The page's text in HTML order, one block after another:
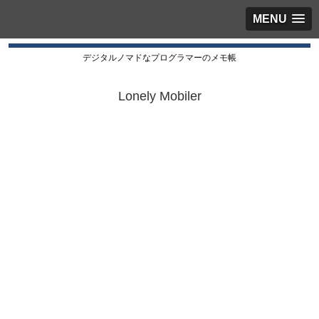
MENU
デジタルノマドなプログラマーのメモ帳
Lonely Mobiler